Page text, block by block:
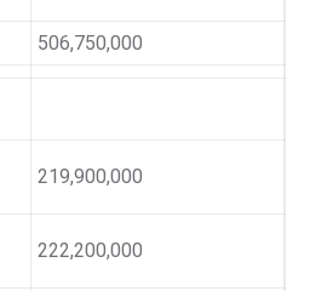
506,750,000
219,900,000
222,200,000